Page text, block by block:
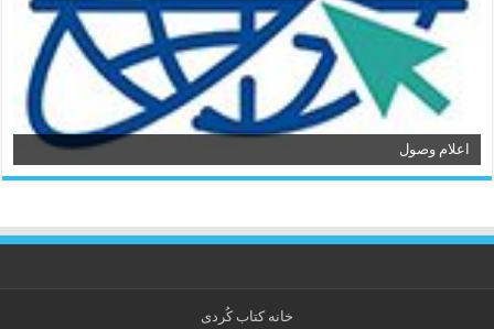
اعلام وصول
خانه کتاب كُردی